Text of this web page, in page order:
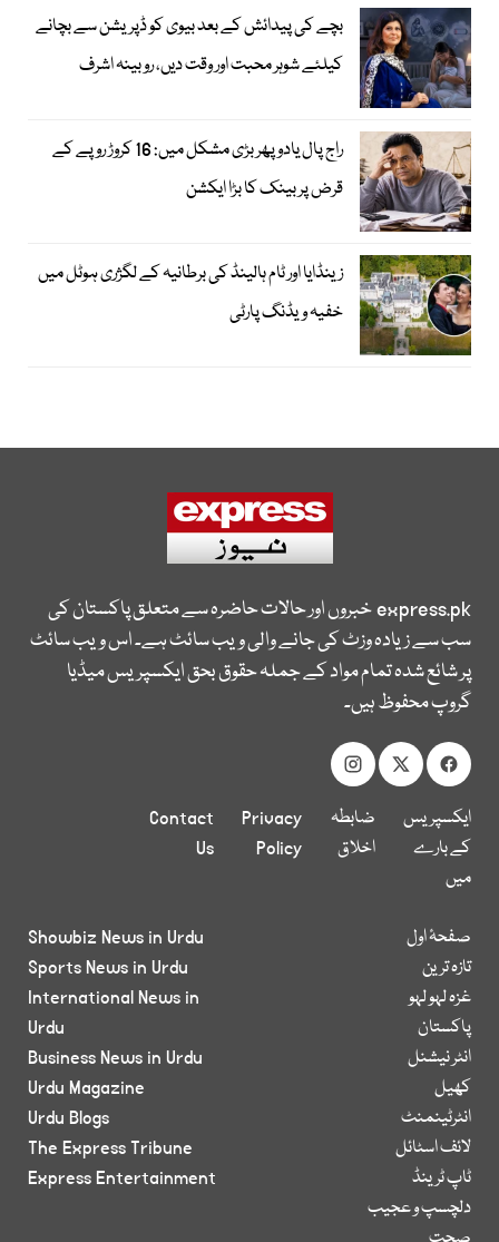
بچے کی پیدائش کے بعد بیوی کو ڈپریشن سے بچانے
کیلئے شوہر محبت اور وقت دیں، روبینہ اشرف
راج پال یادو پھر بڑی مشکل میں: 16 کروڑ روپے کے
قرض پر بینک کا بڑا ایکشن
زینڈایا اور ٹام ہالینڈ کی برطانیہ کے لگژری ہوٹل میں
خفیہ ویڈنگ پارٹی
express.pkخبروں اور حالات حاضرہ سے متعلق پاکستان کی
سب سے زیادہ وزٹ کی جانے والی ویب سائٹ ہے۔ اس ویب سائٹ
پر شائع شدہ تمام مواد کے جملہ حقوق بحق ایکسپریس میڈیا
گروپ محفوظ ہیں۔
ایکسپریس
کے بارے
میں
ضابطہ
اخلاق
Privacy
Policy
Contact
Us
صفحۂ اول
تازہ ترین
غزہ لہو لہو
پاکستان
انٹر نیشنل
کھیل
انٹرٹینمنٹ
لائف اسٹائل
ٹاپ ٹرینڈ
دلچسپ و عجیب
Showbiz News in Urdu
Sports News in Urdu
International News in
Urdu
Business News in Urdu
Urdu Magazine
Urdu Blogs
The Express Tribune
Express Entertainment